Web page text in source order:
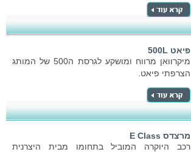
פיאט 500L
מיקרוואן מרווח ומושקע לגרסת ה500 של המותג
הצרפתי פיאט.
מרצדס E Class
רכב היוקרה המוביל בתחומו מבית היצרנית